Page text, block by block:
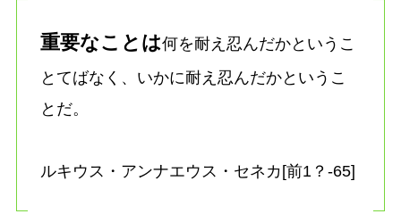
重要なことは何を耐え忍んだかというこ
とてばなく、いかに耐え忍んだかというこ
とだ。
ルキウス・アンナエウス・セネカ[前1？-65]